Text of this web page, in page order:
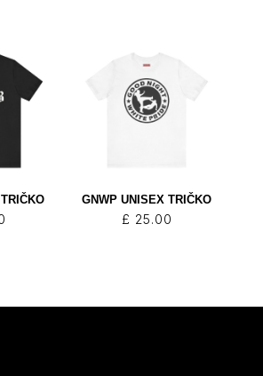
GNWP UNISEX TRIČKO
£ 25.00